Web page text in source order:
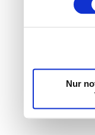
Wir
die Zugriffe
Dienste
Nur